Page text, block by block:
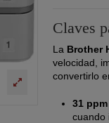
Claves
La Brother
velocidad,
convertirlo
31
cuando